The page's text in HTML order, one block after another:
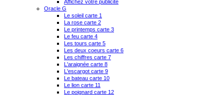
Affichez votre publicité
Oracle G
Le soleil carte 1
La rose carte 2
Le printemps carte 3
Le feu carte 4
Les tours carte 5
Les deux coeurs carte 6
Les chiffres carte 7
L'araignée carte 8
L'escargot carte 9
Le bateau carte 10
Le lion carte 11
Le poignard carte 12